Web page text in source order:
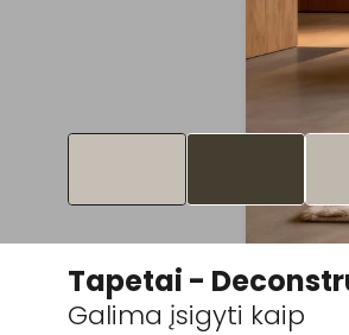
Tapetai -
Galima įsigyti kaip